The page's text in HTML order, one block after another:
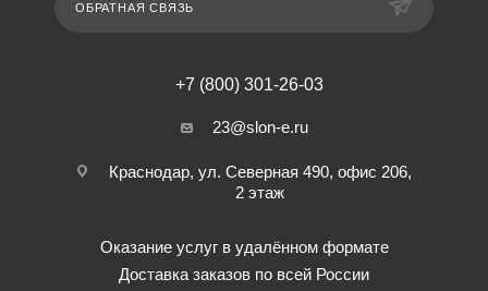
ОБРАТНАЯ СВЯЗЬ
+7 (800) 301-26-03
23@slon-e.ru
Краснодар, ул. Северная 490, офис 206,
2 этаж
Оказание услуг в удалённом формате
Доставка заказов по всей России